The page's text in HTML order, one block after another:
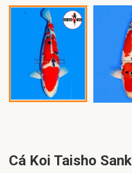
Cá Koi Taisho